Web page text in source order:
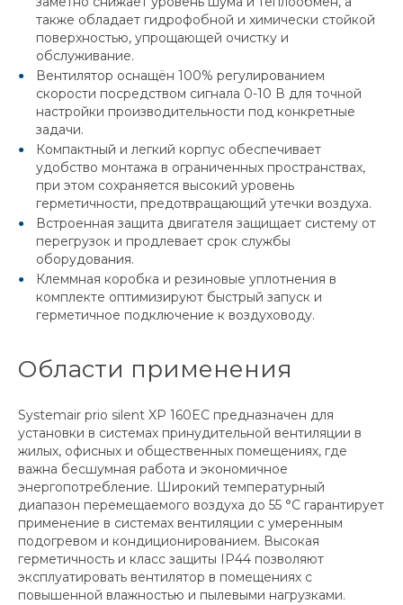
также обладает гидрофобной и химически стойкой
поверхностью, упрощающей очистку и
обслуживание.
Вентилятор оснащён 100% регулированием
скорости посредством сигнала 0-10 В для точной
настройки производительности под конкретные
задачи.
Компактный и легкий корпус обеспечивает
удобство монтажа в ограниченных пространствах,
при этом сохраняется высокий уровень
герметичности, предотвращающий утечки воздуха.
Встроенная защита двигателя защищает систему от
перегрузок и продлевает срок службы
оборудования.
Клеммная коробка и резиновые уплотнения в
комплекте оптимизируют быстрый запуск и
герметичное подключение к воздуховоду.
Области применения
Systemair prio silent XP 160EC предназначен для
установки в системах принудительной вентиляции в
жилых, офисных и общественных помещениях, где
важна бесшумная работа и экономичное
энергопотребление. Широкий температурный
диапазон перемещаемого воздуха до 55 °C гарантирует
применение в системах вентиляции с умеренным
подогревом и кондиционированием. Высокая
герметичность и класс защиты IP44 позволяют
эксплуатировать вентилятор в помещениях с
повышенной влажностью и пылевыми нагрузками.